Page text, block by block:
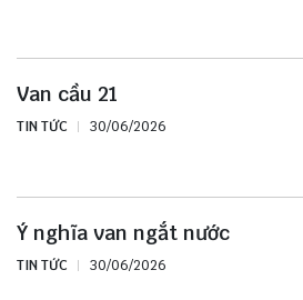
Van cầu 21
TIN TỨC 30/06/2026
Ý nghĩa van ngắt nước
TIN TỨC 30/06/2026